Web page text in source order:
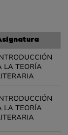
LA TEORÍA
LA TEORÍA